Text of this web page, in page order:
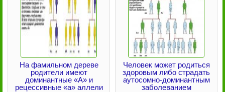
На фамильном дереве
родители имеют
доминантные «А» и
рецессивные «а» аллели
Человек может родиться
здоровым либо страдать
аутосомно-доминантным
заболеванием